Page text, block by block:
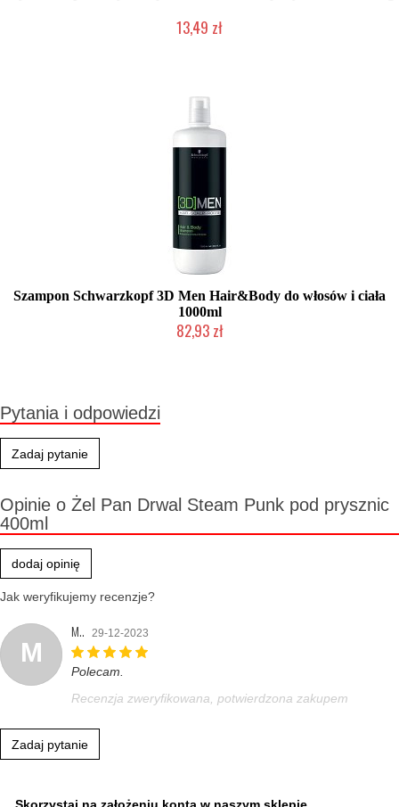
13,49 zł
Szampon Schwarzkopf 3D Men Hair&Body do włosów i ciała
1000ml
82,93 zł
Pytania i odpowiedzi
Zadaj pytanie
Opinie o Żel Pan Drwal Steam Punk pod prysznic
400ml
dodaj opinię
Jak weryfikujemy recenzje?
M
M.. 29-12-2023
Polecam.
Recenzja zweryfikowana, potwierdzona zakupem
Zadaj pytanie